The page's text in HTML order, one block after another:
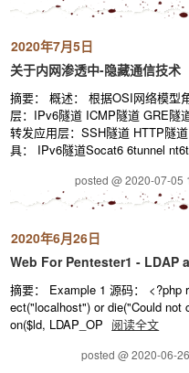
2020年7月5日
关于内网渗透中-隐藏通信技术
摘要： 概述： 根据OSI网络模型
层：IPv6隧道 ICMP隧道 GRE隧
转发应用层：SSH隧道 HTTP隧
具： IPv6隧道Socat6 6tunnel
posted @ 2020-07-05
2020年6月26日
Web For Pentester1 -
摘要： Example 1 源码： <?php
ect("localhost") or die("Could not
on($ld, LDAP_OP 阅读全文
posted @ 2020-06-